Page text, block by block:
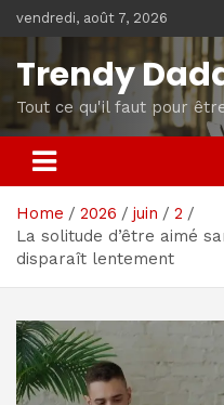
to
content
vendredi, août 7, 2026
Trendy
Tout ce qu'il faut pour
Home 2026 juin
2
La solitude d’être aimé
disparaît lentement